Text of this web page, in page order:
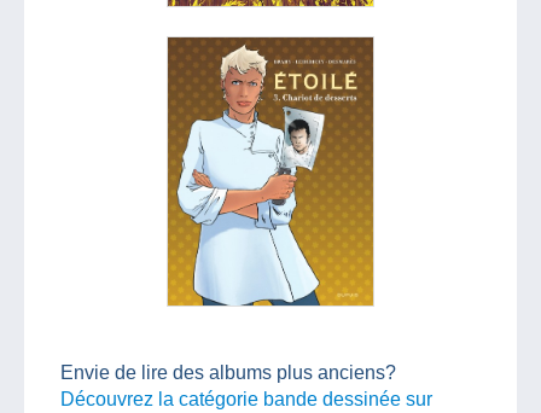
Envie de lire des albums plus anciens?
Découvrez la catégorie bande dessinée sur